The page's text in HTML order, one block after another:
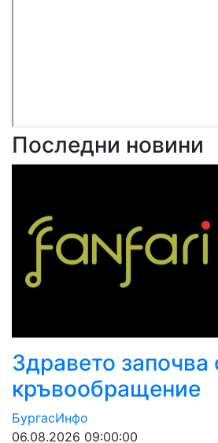
Последни новини
Здравето започва
кръвообращение
БургасИнфо
06.08.2026 09:00:00